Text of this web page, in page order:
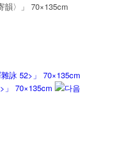
韻〉」 70×135cm
詠 52>」 70×135cm
」 70×135cm